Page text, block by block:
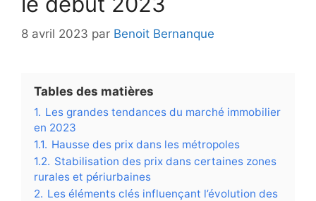
8 avril 2023 par Benoit Bernanque
Tables des matières
1. Les grandes tendances du marché immobilier
en 2023
1.1. Hausse des prix dans les métropoles
1.2. Stabilisation des prix dans certaines zones
rurales et périurbaines
2. Les éléments clés influençant l’évolution des